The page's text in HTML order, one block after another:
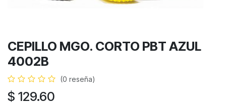
CEPILLO MGO. CORTO PBT AZUL
4002B
(0 reseña)
$ 129.60